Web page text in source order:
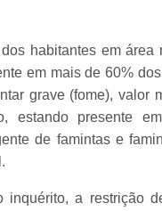
habitantes em
em mais de 60%
grave (fome), valor
estando presente
de famintas e
inquérito, a restrição